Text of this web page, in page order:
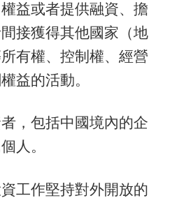
益或者提供融資、擔
接獲得其他國家（地
有權、控制權、經營
益的活動。
包括中國境內的企
人。
作堅持對外開放的